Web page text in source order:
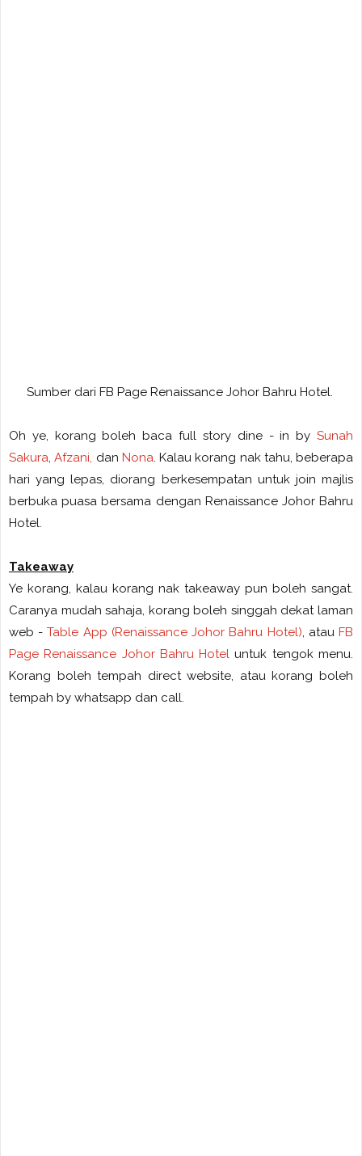
Sumber dari FB Page Renaissance Johor Bahru Hotel.
Oh ye, korang boleh baca full story dine - in by Sunah
Sakura,Afzani, dan Nona. Kalau korang nak tahu, beberapa
hari yang lepas, diorang berkesempatan untuk join majlis
berbuka puasa bersama dengan Renaissance Johor Bahru
Hotel.
Takeaway
Ye korang, kalau korang nak takeaway pun boleh sangat.
Caranya mudah sahaja, korang boleh singgah dekat laman
web -Table App (Renaissance Johor Bahru Hotel), atauFB
Page Renaissance Johor Bahru Hotel untuk tengok menu.
Korang boleh tempah direct website, atau korang boleh
tempah by whatsapp dan call.